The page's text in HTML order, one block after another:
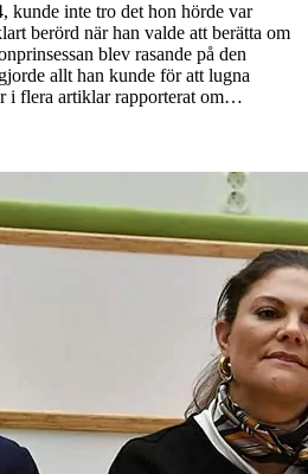
kunde inte tro det hon hörde var
berörd när han valde att berätta om
blev rasande på den
allt han kunde för att lugna
i flera artiklar rapporterat om…